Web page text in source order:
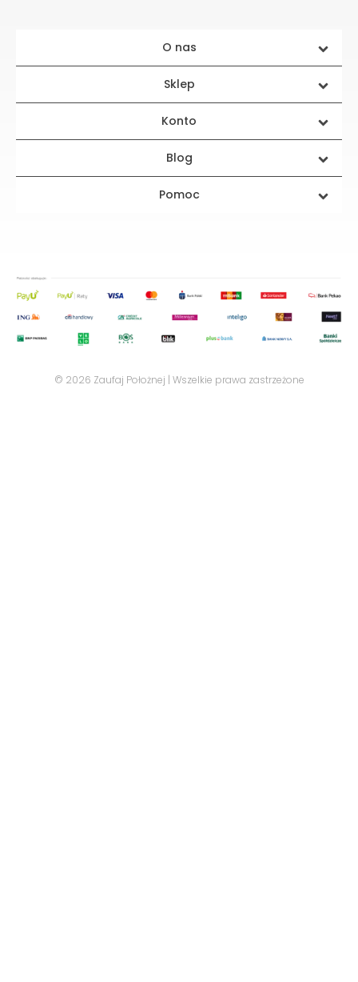
O nas
Sklep
Konto
Blog
Pomoc
© 2026 Zaufaj Położnej | Wszelkie prawa zastrzeżone